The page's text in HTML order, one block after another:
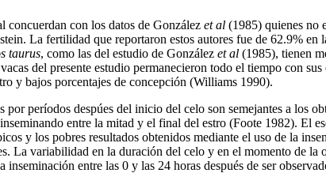
concuerdan con los datos de González et al (1985) quienes no
La fertilidad que reportaron estos autores fue de 62.9%
taurus, como las del estudio de González et al (1985), tienen
del presente estudio permanecieron todo el tiempo con
y bajos porcentajes de concepción (Williams 1990).
períodos despúes del inicio del celo son semejantes a los
entre la mitad y el final del estro (Foote 1982). El
y los pobres resultados obtenidos mediante el uso de la
La variabilidad en la duración del celo y en el momento de
entre las 0 y las 24 horas después de ser